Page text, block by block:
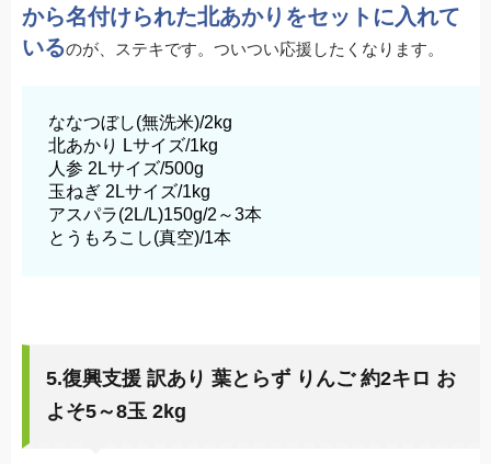
から名付けられた北あかりをセットに入れて
いるのが、ステキです。ついつい応援したくなります。
ななつぼし(無洗米)/2kg
北あかり Lサイズ/1kg
人参 2Lサイズ/500g
玉ねぎ 2Lサイズ/1kg
アスパラ(2L/L)150g/2～3本
とうもろこし(真空)/1本
5.復興支援 訳あり 葉とらず りんご 約2キロ お
よそ5～8玉 2kg